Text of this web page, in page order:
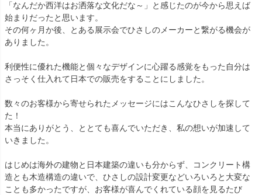
「なんだか西洋はお洒落な文化だな～」と感じたのが今から思えば
始まりだったと思います。
その何ヶ月か後、とある展示会でひさしのメーカーと繋がる機会が
ありました。
利便性に優れた機能と個々なデザインに心躍る感覚をもった自分は
さっそく仕入れて日本での販売をすることにしました。
数々のお客様から寄せられたメッセージにはこんなひさしを探して
た！
本当にありがとう、ととても喜んでいただき、私の想いが加速して
いきました。
はじめは海外の建物と日本建築の違いも分からず、コンクリート構
造とも木造構造の違いで、ひさしの設計変更などいろいろと大変な
ことも多かったですが、お客様が喜んでくれている顔を見るたび